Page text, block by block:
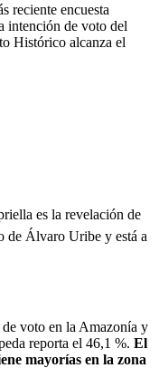
reciente encuesta
intención de voto del
Histórico alcanza el
es la revelación de
de Álvaro Uribe y está a
voto en la Amazonía y
reporta el 46,1 %. El
mayorías en la zona